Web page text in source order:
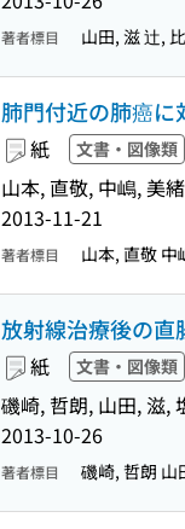
著者標目 山田, 滋 辻,
肺門付近の肺癌
紙 文書・図像類
山本, 直敬, 中嶋, 美
2013-11-21
著者標目 山本, 直敬 中
放射線治療後の直
紙 文書・図像類
磯崎, 哲朗, 山田, 滋,
2013-10-26
著者標目 磯崎, 哲朗 山